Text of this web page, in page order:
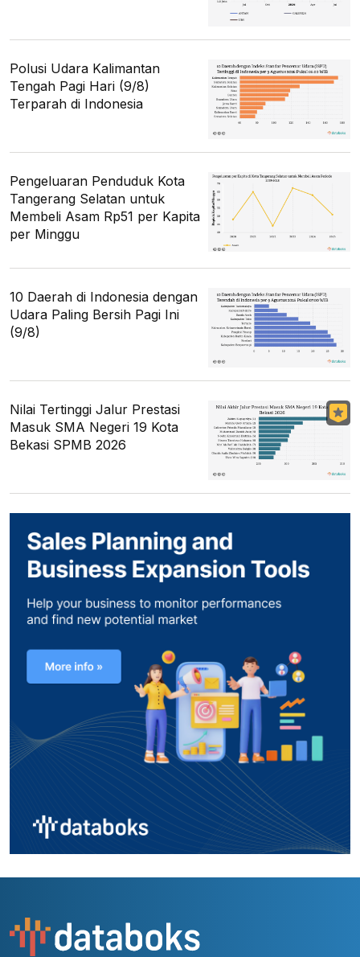
Polusi Udara Kalimantan
Tengah Pagi Hari (9/8)
Terparah di Indonesia
Pengeluaran Penduduk Kota
Tangerang Selatan untuk
Membeli Asam Rp51 per Kapita
per Minggu
10 Daerah di Indonesia dengan
Udara Paling Bersih Pagi Ini
(9/8)
Nilai Tertinggi Jalur Prestasi
Masuk SMA Negeri 19 Kota
Bekasi SPMB 2026